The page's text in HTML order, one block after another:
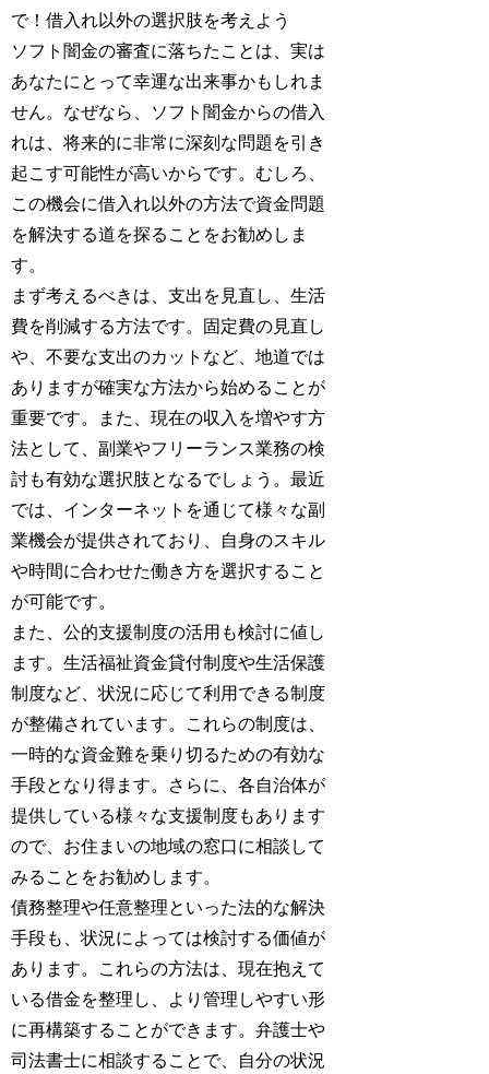
で！借入れ以外の選択肢を考えよう
ソフト闇金の審査に落ちたことは、実は
あなたにとって幸運な出来事かもしれま
せん。なぜなら、ソフト闇金からの借入
れは、将来的に非常に深刻な問題を引き
起こす可能性が高いからです。むしろ、
この機会に借入れ以外の方法で資金問題
を解決する道を探ることをお勧めしま
す。
まず考えるべきは、支出を見直し、生活
費を削減する方法です。固定費の見直し
や、不要な支出のカットなど、地道では
ありますが確実な方法から始めることが
重要です。また、現在の収入を増やす方
法として、副業やフリーランス業務の検
討も有効な選択肢となるでしょう。最近
では、インターネットを通じて様々な副
業機会が提供されており、自身のスキル
や時間に合わせた働き方を選択すること
が可能です。
また、公的支援制度の活用も検討に値し
ます。生活福祉資金貸付制度や生活保護
制度など、状況に応じて利用できる制度
が整備されています。これらの制度は、
一時的な資金難を乗り切るための有効な
手段となり得ます。さらに、各自治体が
提供している様々な支援制度もあります
ので、お住まいの地域の窓口に相談して
みることをお勧めします。
債務整理や任意整理といった法的な解決
手段も、状況によっては検討する価値が
あります。これらの方法は、現在抱えて
いる借金を整理し、より管理しやすい形
に再構築することができます。弁護士や
司法書士に相談することで、自分の状況